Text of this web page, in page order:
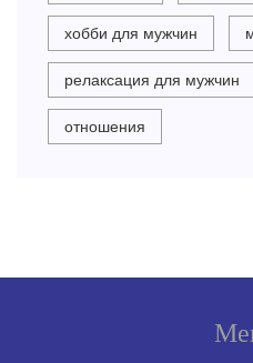
хобби для мужчин
релаксация для мужчин
отношения